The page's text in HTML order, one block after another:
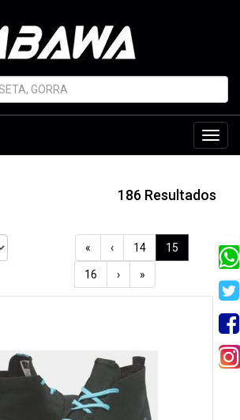
186 Resultados
« ‹ 14 15
16 › »